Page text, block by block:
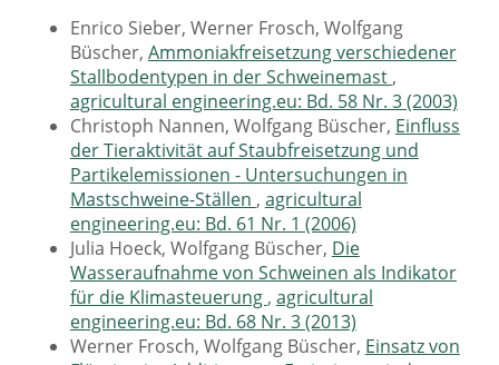
Enrico Sieber, Werner Frosch, Wolfgang
Büscher, Ammoniakfreisetzung verschiedener
Stallbodentypen in der Schweinemast ,
agricultural engineering.eu: Bd. 58 Nr. 3 (2003)
Christoph Nannen, Wolfgang Büscher, Einfluss
der Tieraktivität auf Staubfreisetzung und
Partikelemissionen - Untersuchungen in
Mastschweine-Ställen , agricultural
engineering.eu: Bd. 61 Nr. 1 (2006)
Julia Hoeck, Wolfgang Büscher, Die
Wasseraufnahme von Schweinen als Indikator
für die Klimasteuerung , agricultural
engineering.eu: Bd. 68 Nr. 3 (2013)
Werner Frosch, Wolfgang Büscher, Einsatz von